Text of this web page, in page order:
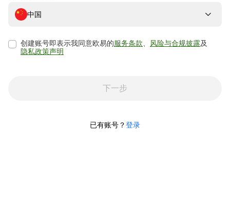
中国
创建账号即表示我同意欧易的服务条款 风险与合规披露及
隐私政策声明
下一步
已有账号？登录